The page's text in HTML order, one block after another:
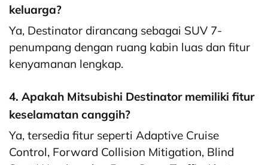
keluarga?
Ya, Destinator dirancang sebagai SUV 7-
penumpang dengan ruang kabin luas dan fitur
kenyamanan lengkap.
4. Apakah Mitsubishi Destinator memiliki fitur
keselamatan canggih?
Ya, tersedia fitur seperti Adaptive Cruise
Control, Forward Collision Mitigation, Blind